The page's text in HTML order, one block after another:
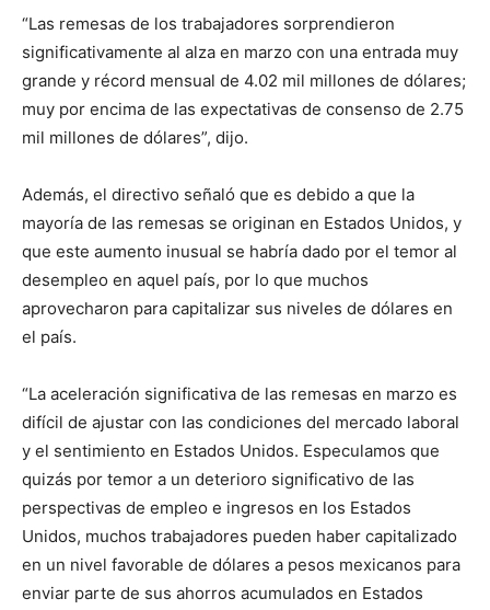
“Las remesas de los trabajadores sorprendieron
significativamente al alza en marzo con una entrada muy
grande y récord mensual de 4.02 mil millones de dólares;
muy por encima de las expectativas de consenso de 2.75
mil millones de dólares”, dijo.
Además, el directivo señaló que es debido a que la
mayoría de las remesas se originan en Estados Unidos, y
que este aumento inusual se habría dado por el temor al
desempleo en aquel país, por lo que muchos
aprovecharon para capitalizar sus niveles de dólares en
el país.
“La aceleración significativa de las remesas en marzo es
difícil de ajustar con las condiciones del mercado laboral
y el sentimiento en Estados Unidos. Especulamos que
quizás por temor a un deterioro significativo de las
perspectivas de empleo e ingresos en los Estados
Unidos, muchos trabajadores pueden haber capitalizado
en un nivel favorable de dólares a pesos mexicanos para
enviar parte de sus ahorros acumulados en Estados